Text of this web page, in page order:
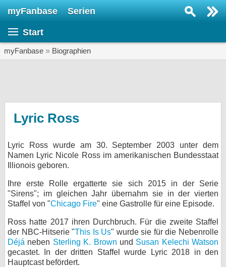
myFanbase Serien
Start
myFanbase » Biographien
Lyric Ross
Lyric Ross wurde am 30. September 2003 unter dem
Namen Lyric Nicole Ross im amerikanischen Bundesstaat
Illionois geboren.
Ihre erste Rolle ergatterte sie sich 2015 in der Serie
"Sirens"; im gleichen Jahr übernahm sie in der vierten
Staffel von "Chicago Fire" eine Gastrolle für eine Episode.
Ross hatte 2017 ihren Durchbruch. Für die zweite Staffel
der NBC-Hitserie "This Is Us" wurde sie für die Nebenrolle
Déjá neben Sterling K. Brown und Susan Kelechi Watson
gecastet. In der dritten Staffel wurde Lyric 2018 in den
Hauptcast befördert.
KULTUR
SERVICE
Gewinnspiele
Forum
bei X